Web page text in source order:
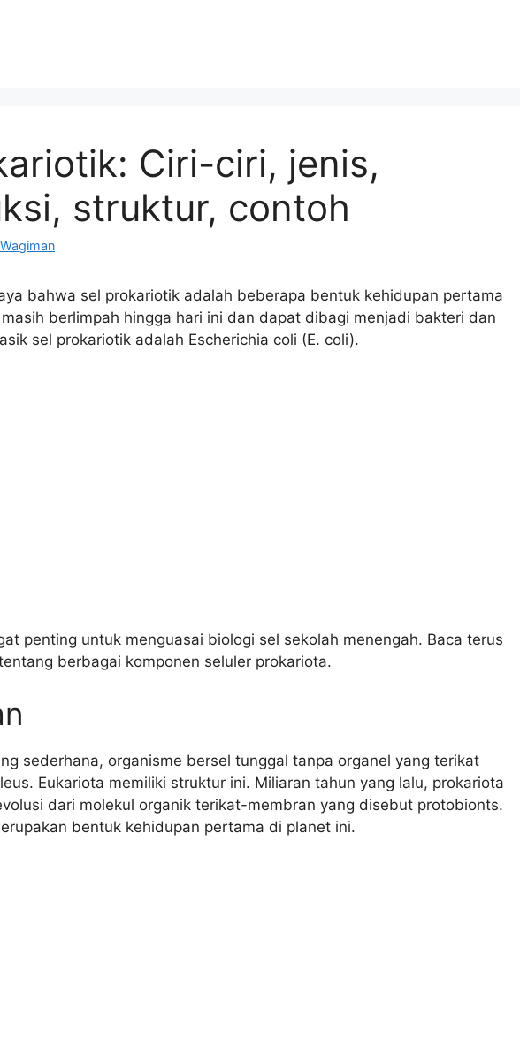
Ciri-ciri, jenis,
struktur, contoh
bahwa sel prokariotik adalah beberapa bentuk kehidupan pertama
berlimpah hingga hari ini dan dapat dibagi menjadi bakteri dan
sel prokariotik adalah Escherichia coli (E. coli).
penting untuk menguasai biologi sel sekolah menengah. Baca terus
berbagai komponen seluler prokariota.
sederhana, organisme bersel tunggal tanpa organel yang terikat
Eukariota memiliki struktur ini. Miliaran tahun yang lalu, prokariota
dari molekul organik terikat-membran yang disebut protobionts.
bentuk kehidupan pertama di planet ini.